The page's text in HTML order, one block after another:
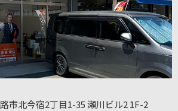
市北今宿2丁目1-35 瀬川ビル2 1F-2